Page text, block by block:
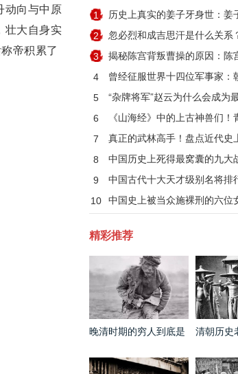
动向与中原
壮大自身实
帝积累了
1
历史上真实的姜子牙身世：姜
了多少岁
2
忽必烈和成吉思汗是什么关系
因何而死
3
揭秘陈宫背叛曹操的原因：陈
跟刘备？
4
曾经征服世界十四位军事家：
人入选
5
“杂牌将军”赵云为什么会成为
国武将？
6
《山海经》中的上古神兽们！
集合
7
真正的武林高手！盘点近代史
术大师
8
中国历史上死得最窝囊的九大
无善终！
9
中国古代十大天才级别名将排
当第一？
10
中国史上被当众施裸刑的六位
裸刑秘闻
精彩推荐
晚清时期的穷人到底是
完全不同
清朝历史